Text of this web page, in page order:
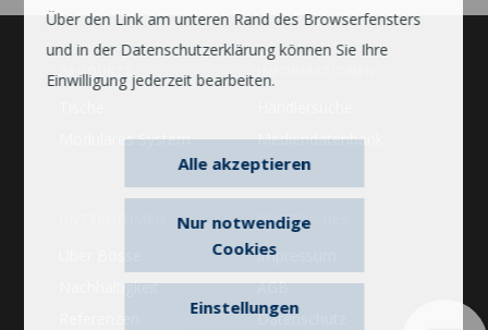
Über den Link am unteren Rand des Browserfensters
und in der Datenschutzerklärung können Sie Ihre
Einwilligung jederzeit bearbeiten.
Einstellungen
Alle akzeptieren
Nur notwendige
Cookies
PRODUKTE
Modulares System
Mediendatenbank
Nachhaltigkeit
RECHTLICHES
Impressum
AGB
Datenschutz